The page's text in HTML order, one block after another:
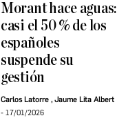
Morant hace aguas:
casi el 50 % de los
españoles
suspende su
gestión
Carlos Latorre ,Jaume Lita Albert
17/01/2026